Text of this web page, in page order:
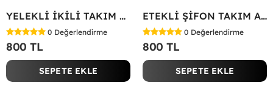
YELEKLİ İKİLİ TAKIM Bej
0 Değerlendirme
800 TL
SEPETE EKLE
ETEKLİ ŞİFON TAKIM Acı Kahve
0 Değerlendirme
800 TL
SEPETE EKLE